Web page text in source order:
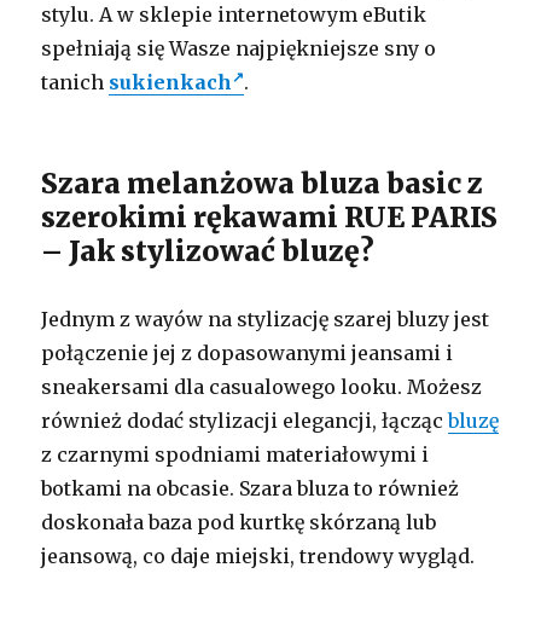
stylu. A w sklepie internetowym eButik
spełniają się Wasze najpiękniejsze sny o
tanich sukienkach .
Szara melanżowa bluza basic z
szerokimi rękawami RUE PARIS
– Jak stylizować bluzę?
Jednym z wayów na stylizację szarej bluzy jest
połączenie jej z dopasowanymi jeansami i
sneakersami dla casualowego looku. Możesz
również dodać stylizacji elegancji, łączącbluzę
z czarnymi spodniami materiałowymi i
botkami na obcasie. Szara bluza to również
doskonała baza pod kurtkę skórzaną lub
jeansową, co daje miejski, trendowy wygląd.